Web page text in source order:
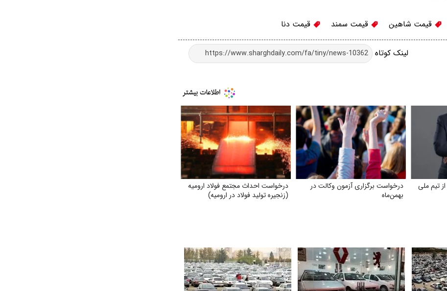
قیمت شاهین قیمت سمند قیمت دنا
لینک کوتاه
تیم ملی
درخواست برگزاری آزمون وکالت در
بهمن‌ماه
درخواست احداث مجتمع فولاد ارومیه
(زنجیره تولید فولاد در ارومیه)